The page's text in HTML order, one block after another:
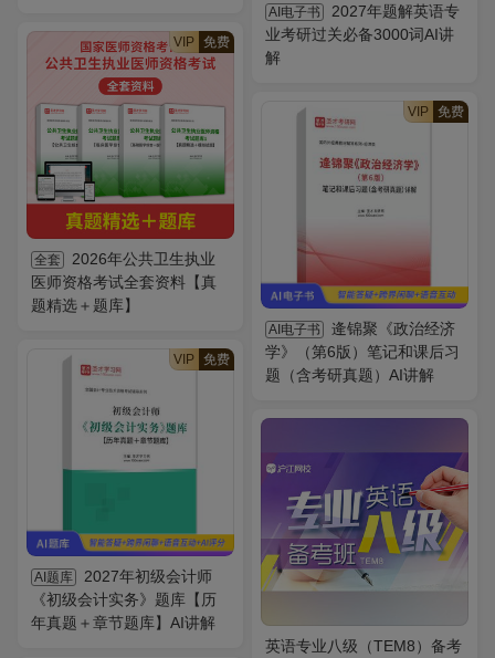
AI电子书
2027年题解英语专
业考研过关必备3000词AI讲
解
VIP 免费
全套
2026年公共卫生执业
医师资格考试全套资料【真
题精选＋题库】
VIP 免费
AI电子书
逄锦聚《政治经济
学》（第6版）笔记和课后习
题（含考研真题）AI讲解
VIP 免费
AI题库
2027年初级会计师
《初级会计实务》题库【历
年真题＋章节题库】AI讲解
英语专业八级（TEM8）备考